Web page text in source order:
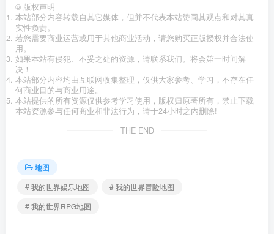
© 版权声明
本站部分内容转载自其它媒体，但并不代表本站赞同其观点和对其真
实性负责。
若您需要商业运营或用于其他商业活动，请您购买正版授权并合法使
用。
如果本站有侵犯、不妥之处的资源，请联系我们。将会第一时间解
决！
本站部分内容均由互联网收集整理，仅供大家参考、学习，不存在任
何商业目的与商业用途。
本站提供的所有资源仅供参考学习使用，版权归原著所有，禁止下载
本站资源参与任何商业和非法行为，请于24小时之内删除!
THE END
地图
# 我的世界娱乐地图
# 我的世界冒险地图
# 我的世界RPG地图